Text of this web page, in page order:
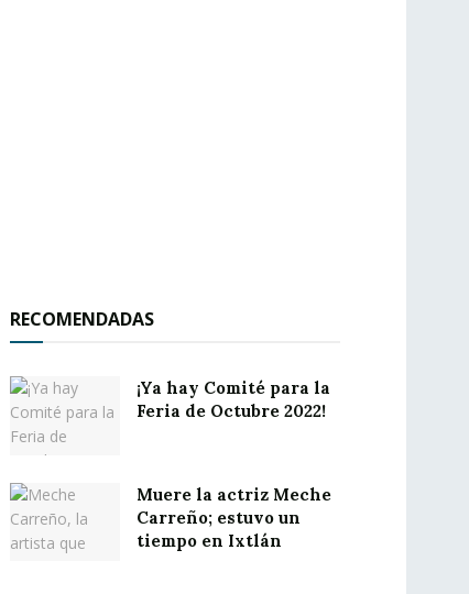
RECOMENDADAS
¡Ya hay Comité para la
Feria de Octubre 2022!
Muere la actriz Meche
Carreño; estuvo un
tiempo en Ixtlán